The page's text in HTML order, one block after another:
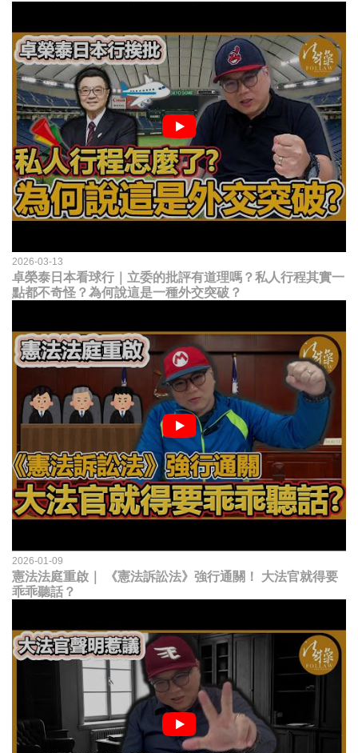
2026-03-13
卓榮泰日本看球行｜立委的批評有道理嗎？私人行程其實一
點都不奇怪？為何說這是一種外交突破？
2026-01-09
憲法法庭重啟｜ 《憲法訴訟法》強行通關！ 大法官就得要
乖乖聽話？